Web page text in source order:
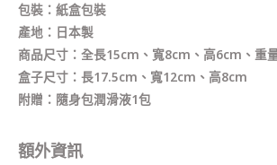
包裝：紙盒包裝
產地：日本製
商品尺寸：全長15cm、寬8cm、高6cm、重
盒子尺寸：長17.5cm、寬12cm、高8cm
附贈：隨身包潤滑液1包
額外資訊